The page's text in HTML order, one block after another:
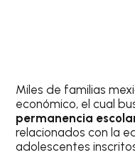
Miles de familias
económico, el cual
permanencia
relacionados con la
adolescentes